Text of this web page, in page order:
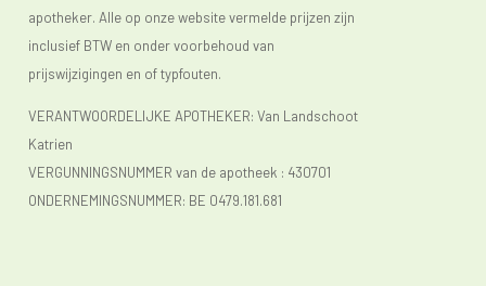
apotheker. Alle op onze website vermelde prijzen zijn
inclusief BTW en onder voorbehoud van
prijswijzigingen en of typfouten.
VERANTWOORDELIJKE APOTHEKER: Van Landschoot
Katrien
VERGUNNINGSNUMMER van de apotheek : 430701
ONDERNEMINGSNUMMER: BE 0479.181.681